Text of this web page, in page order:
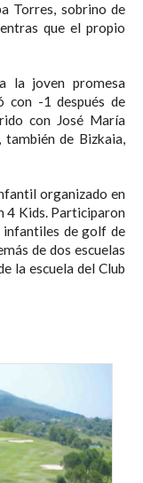
Torres, sobrino de
que el propio
la joven promesa
con -1 después de
con José María
de Bizkaia,
organizado en
4 Kids. Participaron
infantiles de golf de
de dos escuelas
la escuela del Club